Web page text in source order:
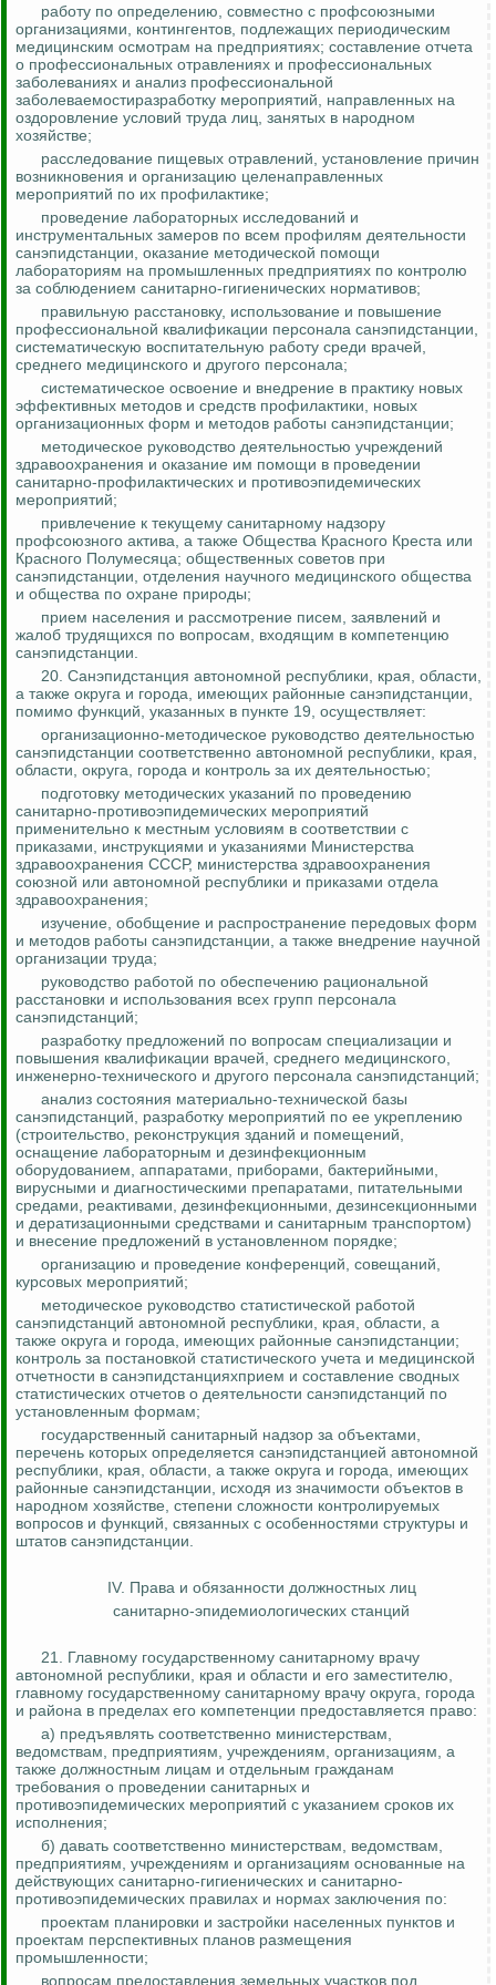
работу по определению, совместно с профсоюзными
организациями, контингентов, подлежащих периодическим
медицинским осмотрам на предприятиях; составление отчета
о профессиональных отравлениях и профессиональных
заболеваниях и анализ профессиональной
заболеваемостиразработку мероприятий, направленных на
оздоровление условий труда лиц, занятых в народном
хозяйстве;
расследование пищевых отравлений, установление причин
возникновения и организацию целенаправленных
мероприятий по их профилактике;
проведение лабораторных исследований и
инструментальных замеров по всем профилям деятельности
санэпидстанции, оказание методической помощи
лабораториям на промышленных предприятиях по контролю
за соблюдением санитарно-гигиенических нормативов;
правильную расстановку, использование и повышение
профессиональной квалификации персонала санэпидстанции,
систематическую воспитательную работу среди врачей,
среднего медицинского и другого персонала;
систематическое освоение и внедрение в практику новых
эффективных методов и средств профилактики, новых
организационных форм и методов работы санэпидстанции;
методическое руководство деятельностью учреждений
здравоохранения и оказание им помощи в проведении
санитарно-профилактических и противоэпидемических
мероприятий;
привлечение к текущему санитарному надзору
профсоюзного актива, а также Общества Красного Креста или
Красного Полумесяца; общественных советов при
санэпидстанции, отделения научного медицинского общества
и общества по охране природы;
прием населения и рассмотрение писем, заявлений и
жалоб трудящихся по вопросам, входящим в компетенцию
санэпидстанции.
20. Санэпидстанция автономной республики, края, области,
а также округа и города, имеющих районные санэпидстанции,
помимо функций, указанных в пункте 19, осуществляет:
организационно-методическое руководство деятельностью
санэпидстанции соответственно автономной республики, края,
области, округа, города и контроль за их деятельностью;
подготовку методических указаний по проведению
санитарно-противоэпидемических мероприятий
применительно к местным условиям в соответствии с
приказами, инструкциями и указаниями Министерства
здравоохранения СССР, министерства здравоохранения
союзной или автономной республики и приказами отдела
здравоохранения;
изучение, обобщение и распространение передовых форм
и методов работы санэпидстанции, а также внедрение научной
организации труда;
руководство работой по обеспечению рациональной
расстановки и использования всех групп персонала
санэпидстанций;
разработку предложений по вопросам специализации и
повышения квалификации врачей, среднего медицинского,
инженерно-технического и другого персонала санэпидстанций;
анализ состояния материально-технической базы
санэпидстанций, разработку мероприятий по ее укреплению
(строительство, реконструкция зданий и помещений,
оснащение лабораторным и дезинфекционным
оборудованием, аппаратами, приборами, бактерийными,
вирусными и диагностическими препаратами, питательными
средами, реактивами, дезинфекционными, дезинсекционными
и дератизационными средствами и санитарным транспортом)
и внесение предложений в установленном порядке;
организацию и проведение конференций, совещаний,
курсовых мероприятий;
методическое руководство статистической работой
санэпидстанций автономной республики, края, области, а
также округа и города, имеющих районные санэпидстанции;
контроль за постановкой статистического учета и медицинской
отчетности в санэпидстанцияхприем и составление сводных
статистических отчетов о деятельности санэпидстанций по
установленным формам;
государственный санитарный надзор за объектами,
перечень которых определяется санэпидстанцией автономной
республики, края, области, а также округа и города, имеющих
районные санэпидстанции, исходя из значимости объектов в
народном хозяйстве, степени сложности контролируемых
вопросов и функций, связанных с особенностями структуры и
штатов санэпидстанции.
IV. Права и обязанности должностных лиц
санитарно-эпидемиологических станций
21. Главному государственному санитарному врачу
автономной республики, края и области и его заместителю,
главному государственному санитарному врачу округа, города
и района в пределах его компетенции предоставляется право:
а) предъявлять соответственно министерствам,
ведомствам, предприятиям, учреждениям, организациям, а
также должностным лицам и отдельным гражданам
требования о проведении санитарных и
противоэпидемических мероприятий с указанием сроков их
исполнения;
б) давать соответственно министерствам, ведомствам,
предприятиям, учреждениям и организациям основанные на
действующих санитарно-гигиенических и санитарно-
противоэпидемических правилах и нормах заключения по:
проектам планировки и застройки населенных пунктов и
проектам перспективных планов размещения
промышленности;
вопросам предоставления земельных участков под